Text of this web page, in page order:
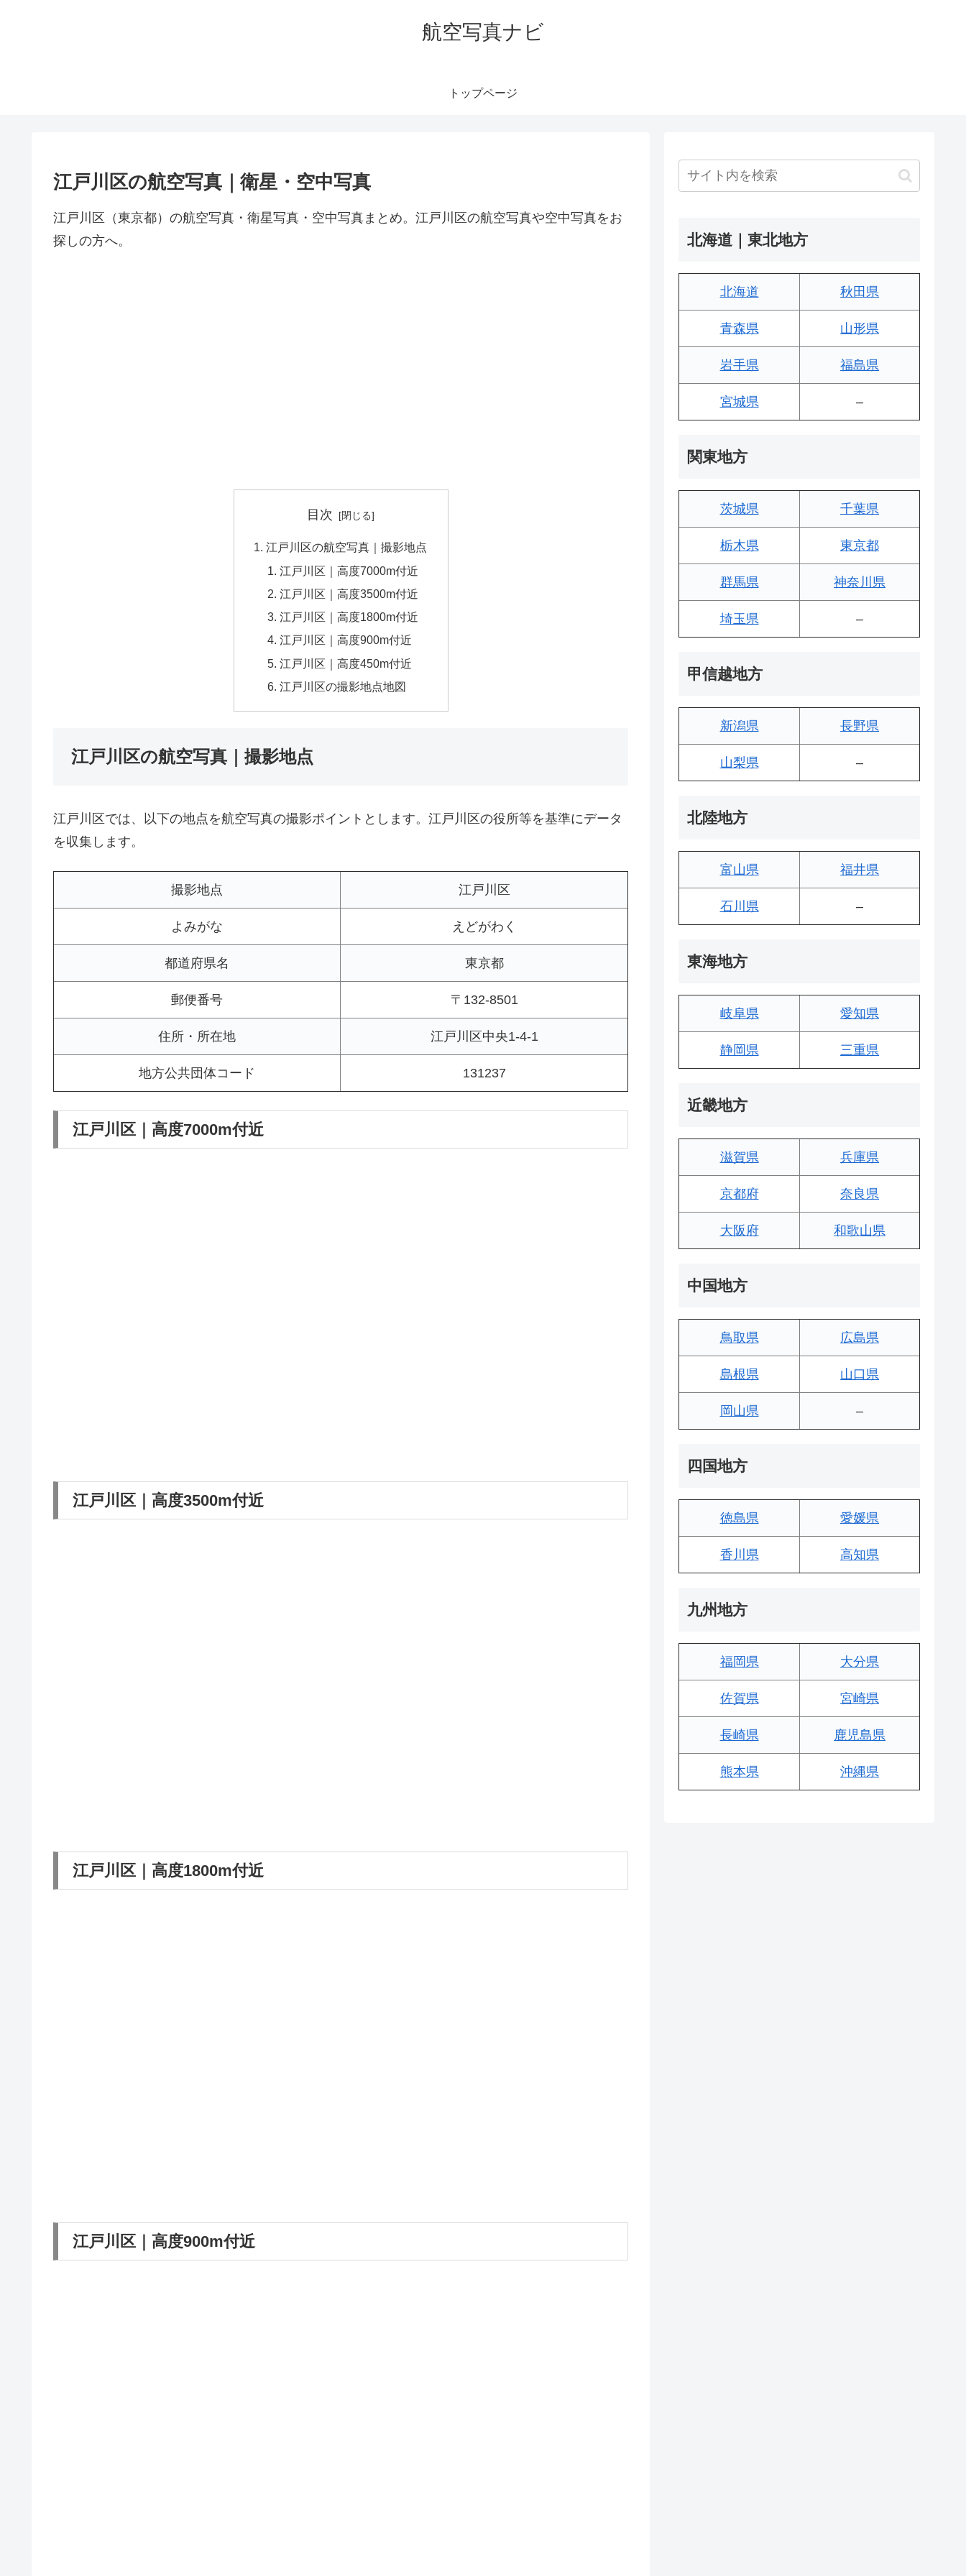
航空写真ナビ
トップページ
江戸川区の航空写真｜衛星・空中写真
江戸川区（東京都）の航空写真・衛星写真・空中写真まとめ。江戸川区の航空写真や空中写真をお
探しの方へ。
目次
江戸川区の航空写真｜撮影地点
江戸川区｜高度7000m付近
江戸川区｜高度3500m付近
江戸川区｜高度1800m付近
江戸川区｜高度900m付近
江戸川区｜高度450m付近
江戸川区の撮影地点地図
江戸川区の航空写真｜撮影地点
江戸川区では、以下の地点を航空写真の撮影ポイントとします。江戸川区の役所等を基準にデータ
を収集します。
撮影地点 江戸川区
よみがな えどがわく
都道府県名 東京都
郵便番号 〒132-8501
住所・所在地 江戸川区中央1-4-1
地方公共団体コード 131237
江戸川区｜高度7000m付近
江戸川区｜高度3500m付近
江戸川区｜高度1800m付近
江戸川区｜高度900m付近
北海道｜東北地方
北海道 秋田県
青森県 山形県
岩手県 福島県
宮城県 –
関東地方
茨城県 千葉県
栃木県 東京都
群馬県 神奈川県
埼玉県 –
甲信越地方
新潟県 長野県
山梨県 –
北陸地方
富山県 福井県
石川県 –
東海地方
岐阜県 愛知県
静岡県 三重県
近畿地方
滋賀県 兵庫県
京都府 奈良県
大阪府 和歌山県
中国地方
鳥取県 広島県
島根県 山口県
岡山県 –
四国地方
徳島県 愛媛県
香川県 高知県
九州地方
福岡県 大分県
佐賀県 宮崎県
長崎県 鹿児島県
熊本県 沖縄県